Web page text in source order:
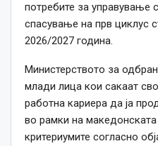
потребите за управување
спасување на прв циклус
2026/2027 година.
Министерството за
млади лица кои сакаат
работна кариера да ја
во рамки на македонската
критериумите согласно